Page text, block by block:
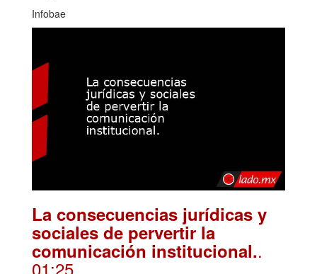
Infobae
La consecuencias jurídicas y
sociales de pervertir la
comunicación institucional..
01:25